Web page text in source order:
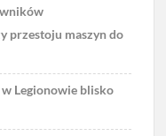
przestoju maszyn do
w Legionowie blisko